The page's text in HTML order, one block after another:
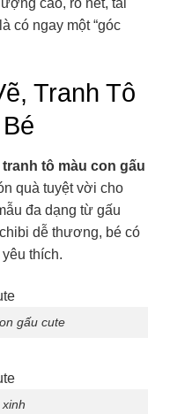
cao, rõ nét, tải
có ngay một “góc
Tranh Tô
tranh tô màu con gấu
quà tuyệt vời cho
đa dạng từ gấu
dễ thương, bé có
thích.
gấu cute